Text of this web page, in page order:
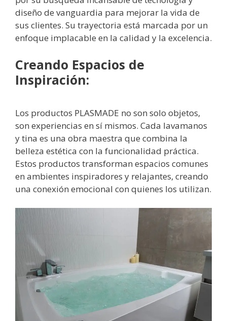
diseño de vanguardia para mejorar la vida de
sus clientes. Su trayectoria está marcada por un
enfoque implacable en la calidad y la excelencia.
Creando Espacios de
Inspiración:
Los productos PLASMADE no son solo objetos,
son experiencias en sí mismos. Cada lavamanos
y tina es una obra maestra que combina la
belleza estética con la funcionalidad práctica.
Estos productos transforman espacios comunes
en ambientes inspiradores y relajantes, creando
una conexión emocional con quienes los utilizan.